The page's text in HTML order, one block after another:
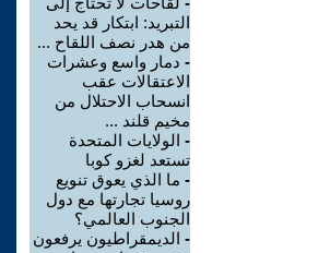
التبريد: ابتكار قد يحد
من هدر نصف اللقاح ...
- دمار واسع وعشرات
الاعتقالات عقب
انسحاب الاحتلال من
مخيم قلند ...
- الولايات المتحدة
تستعد لغزو كوبا
- ما الذي يعوق تنويع
روسيا تجارتها مع دول
الجنوب العالمي؟
- الديمقراطيون يرفعون